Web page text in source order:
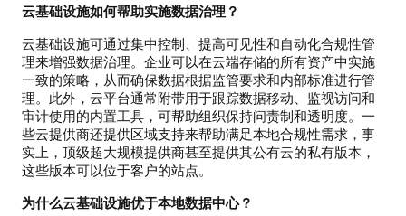
云基础设施如何帮助实施数据治理？
云基础设施可通过集中控制、提高可见性和自动化合规性管
理来增强数据治理。企业可以在云端存储的所有资产中实施
一致的策略，从而确保数据根据监管要求和内部标准进行管
理。此外，云平台通常附带用于跟踪数据移动、监视访问和
审计使用的内置工具，可帮助组织保持问责制和透明度。一
些云提供商还提供区域支持来帮助满足本地合规性需求，事
实上，顶级超大规模提供商甚至提供其公有云的私有版本，
这些版本可以位于客户的站点。
为什么云基础设施优于本地数据中心？